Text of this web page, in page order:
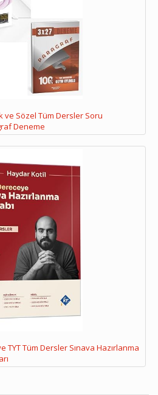
ve Sözel Tüm Dersler Soru
Deneme
Tüm Dersler Sınava Hazırlanma